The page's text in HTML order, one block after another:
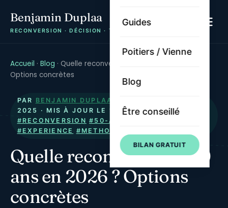
Benjamin Duplaa
RECONVERSION · DÉCISION · TRAJECTOIRE
Guides
Poitiers / Vienne
Blog
Être conseillé
BILAN GRATUIT
Accueil · Blog · Quelle reconversion à 50 ans en 2026 ?
Options concrètes
PAR BENJAMIN DUPLAA
2025
· MIS À JOUR LE 13 JUILLET 2026·
#RECONVERSION #50-ANS
#EXPERIENCE #METHODE
Quelle reconversion à 50
ans en 2026 ? Options
concrètes